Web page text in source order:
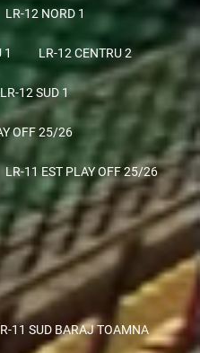
LR-12 NORD 1
1 LR-12 CENTRU 2
LR-12 SUD 1
OFF 25/26
LR-11 EST PLAY OFF 25/26
11 SUD BARAJ TOAMNA